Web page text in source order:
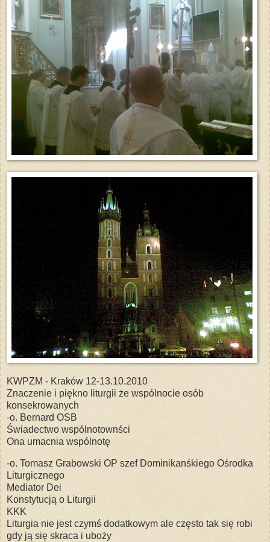
KWPZM - Kraków 12-13.10.2010
Znaczenie i piękno liturgii że wspólnocie osób
konsekrowanych
-o. Bernard OSB
Świadectwo wspólnotownści
Ona umacnia wspólnotę
-o. Tomasz Grabowski OP szef Dominikanśkiego Ośrodka
Liturgicznego
Mediator Dei
Konstytucją o Liturgii
KKK
Liturgia nie jest czymś dodatkowym ale często tak się robi
gdy ją się skraca i uboży